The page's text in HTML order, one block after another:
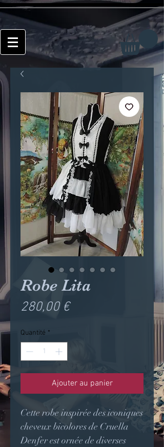
Robe Lita
280,00 €Prix
Quantité *
Ajouter au panier
Cette robe inspirée des iconiques
cheveux bicolores de Cruella
Denfer est ornée de diverses